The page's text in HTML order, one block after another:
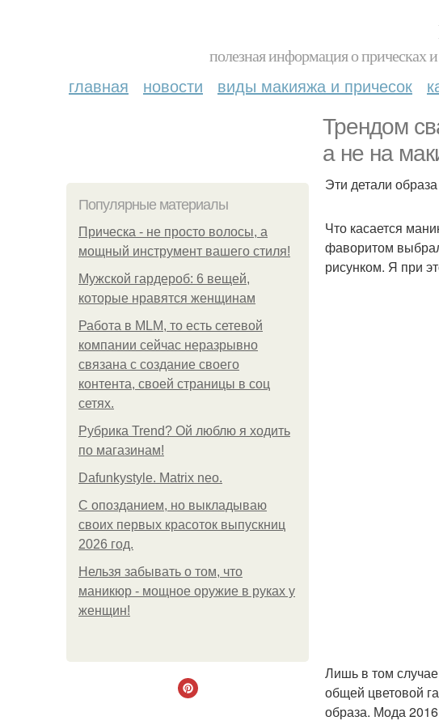
полезная информация о прическах
главная новости виды макияжа и причесок
Трендом
а не на
Популярные материалы
Прическа - не просто волосы, а
мощный инструмент вашего стиля!
Мужской гардероб: 6 вещей,
которые нравятся женщинам
Работа в MLM, то есть сетевой
компании сейчас неразрывно
связана с создание своего
контента, своей страницы в соц
сетях.
Рубрика Trend? Ой люблю я ходить
по магазинам!
Dafunkystyle. Matrix neo.
С опозданием, но выкладываю
своих первых красоток выпускниц
2026 год.
Нельзя забывать о том, что
маникюр - мощное оружие в руках у
женщин!
Эти детали
Что касается
фаворитом
рисунком. Я при
Лишь в том
общей цветовой
образа. Мода